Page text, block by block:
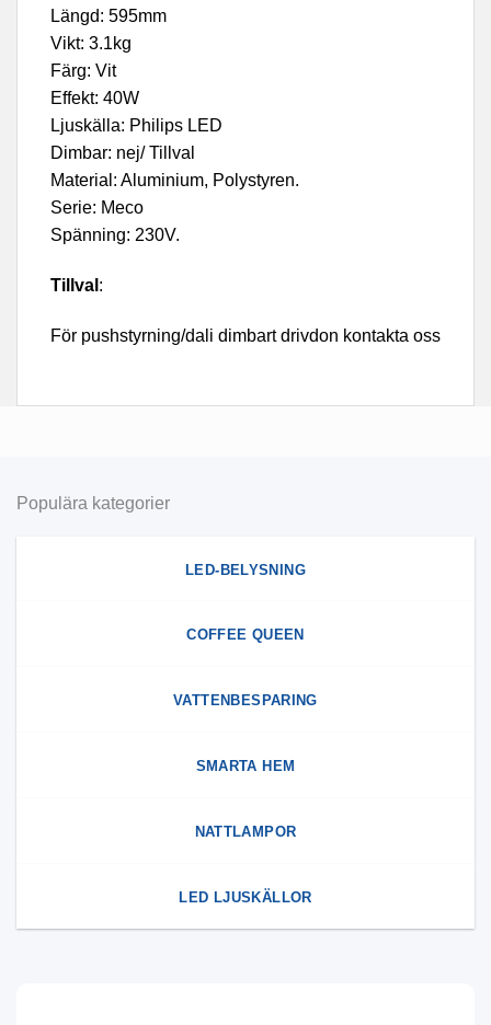
Längd: 595mm
Vikt: 3.1kg
Färg: Vit
Effekt: 40W
Ljuskälla: Philips LED
Dimbar: nej/ Tillval
Material: Aluminium, Polystyren.
Serie: Meco
Spänning: 230V.
Tillval :
För pushstyrning/dali dimbart drivdon kontakta oss
Populära kategorier
LED-BELYSNING
COFFEE QUEEN
VATTENBESPARING
SMARTA HEM
NATTLAMPOR
LED LJUSKÄLLOR